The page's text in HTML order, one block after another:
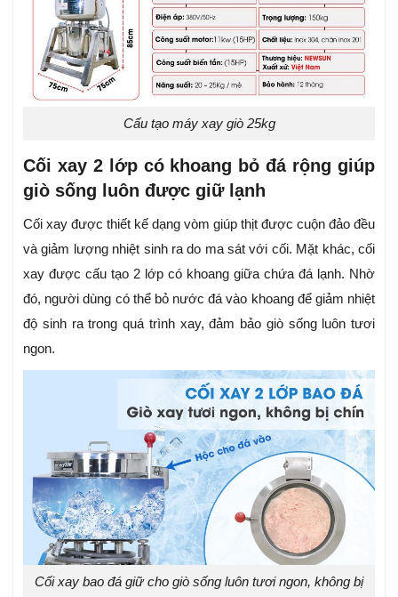
Cấu tạo máy xay giò 25kg
Cối xay 2 lớp có khoang bỏ đá rộng giúp
giò sống luôn được giữ lạnh
Cối xay được thiết kế dạng vòm giúp thịt được cuộn đảo đều
và giảm lượng nhiệt sinh ra do ma sát với cối. Mặt khác, cối
xay được cấu tạo 2 lớp có khoang giữa chứa đá lạnh. Nhờ
đó, người dùng có thể bỏ nước đá vào khoang để giảm nhiệt
độ sinh ra trong quá trình xay, đảm bảo giò sống luôn tươi
ngon.
Cối xay bao đá giữ cho giò sống luôn tươi ngon, không bị